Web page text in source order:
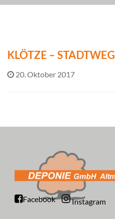
KLÖTZE – STADTWEG
20. Oktober 2017
Facebook Instagram